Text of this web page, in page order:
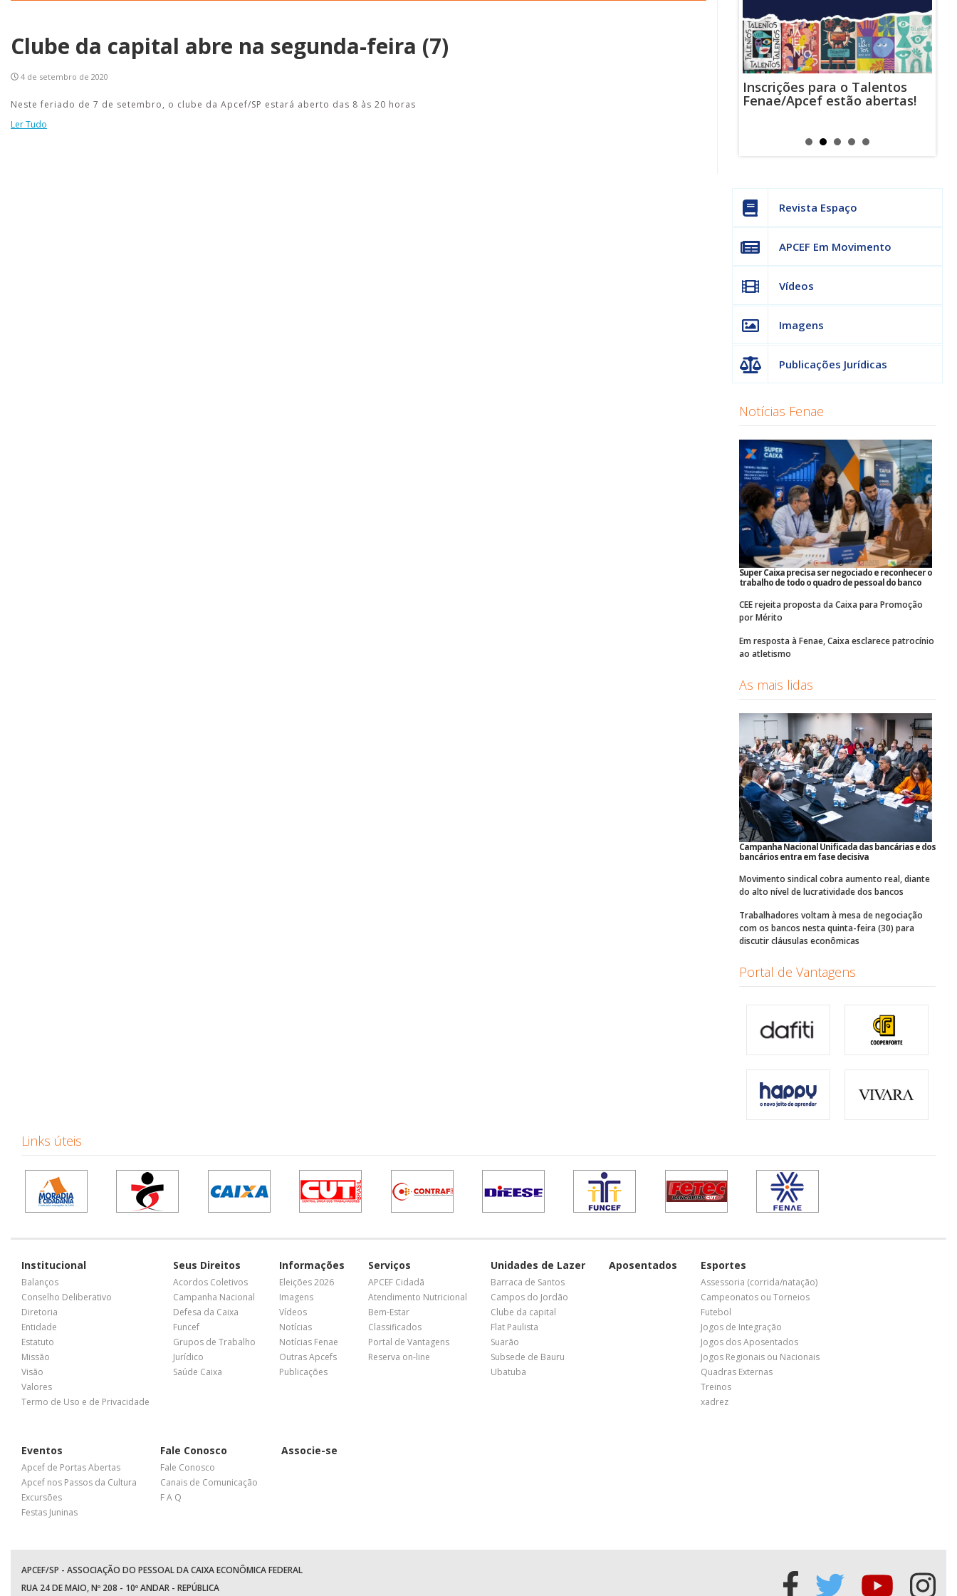
Clube da capital abre na segunda-feira (7)
4 de setembro de 2020
Neste feriado de 7 de setembro, o clube da Apcef/SP estará aberto das 8 às 20 horas
Ler Tudo
com o Sesi e invista em saúde
Inscrições para o Talentos
Fenae/Apcef estão abertas!
Revista Espaço
APCEF Em Movimento
Vídeos
Imagens
Publicações Jurídicas
Notícias Fenae
Super Caixa precisa ser negociado e reconhecer o
trabalho de todo o quadro de pessoal do banco
CEE rejeita proposta da Caixa para Promoção
por Mérito
Em resposta à Fenae, Caixa esclarece patrocínio
ao atletismo
As mais lidas
Campanha Nacional Unificada das bancárias e dos
bancários entra em fase decisiva
Movimento sindical cobra aumento real, diante
do alto nível de lucratividade dos bancos
Trabalhadores voltam à mesa de negociação
com os bancos nesta quinta-feira (30) para
discutir cláusulas econômicas
Portal de Vantagens
Links úteis
Institucional
Balanços
Conselho Deliberativo
Diretoria
Entidade
Estatuto
Missão
Visão
Valores
Termo de Uso e de Privacidade
Seus Direitos
Acordos Coletivos
Campanha Nacional
Defesa da Caixa
Funcef
Grupos de Trabalho
Jurídico
Saúde Caixa
Informações
Eleições 2026
Imagens
Vídeos
Notícias
Notícias Fenae
Outras Apcefs
Publicações
Serviços
APCEF Cidadã
Atendimento Nutricional
Bem-Estar
Classificados
Portal de Vantagens
Reserva on-line
Unidades de Lazer
Barraca de Santos
Campos do Jordão
Clube da capital
Flat Paulista
Suarão
Subsede de Bauru
Ubatuba
Aposentados Esportes
Assessoria (corrida/natação)
Campeonatos ou Torneios
Futebol
Jogos de Integração
Jogos dos Aposentados
Jogos Regionais ou Nacionais
Quadras Externas
Treinos
xadrez
Eventos
Apcef de Portas Abertas
Apcef nos Passos da Cultura
Excursões
Festas Juninas
Fale Conosco
Fale Conosco
Canais de Comunicação
F A Q
Associe-se
APCEF/SP - ASSOCIAÇÃO DO PESSOAL DA CAIXA ECONÔMICA FEDERAL
RUA 24 DE MAIO, Nº 208 - 10º ANDAR - REPÚBLICA
Acessar
Acessar